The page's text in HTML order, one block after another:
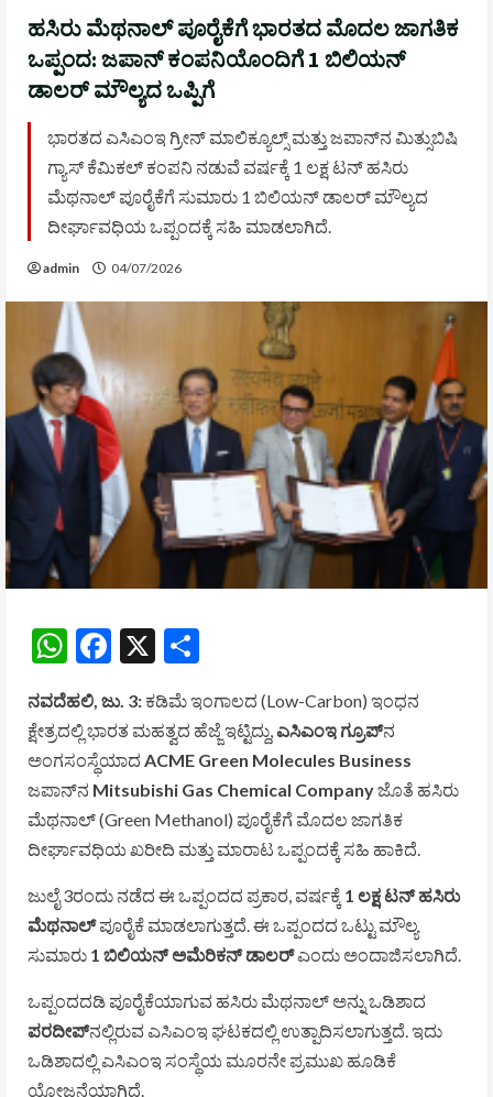
ಹಸಿರು ಮೆಥನಾಲ್ ಪೂರೈಕೆಗೆ ಭಾರತದ ಮೊದಲ ಜಾಗತಿಕ
ಒಪ್ಪಂದ: ಜಪಾನ್ ಕಂಪನಿಯೊಂದಿಗೆ 1 ಬಿಲಿಯನ್
ಡಾಲರ್ ಮೌಲ್ಯದ ಒಪ್ಪಿಗೆ
ಭಾರತದ ಎಸಿಎಂಇ ಗ್ರೀನ್ ಮಾಲಿಕ್ಯೂಲ್ಸ್ ಮತ್ತು ಜಪಾನ್‌ನ ಮಿತ್ಸುಬಿಷಿ
ಗ್ಯಾಸ್ ಕೆಮಿಕಲ್ ಕಂಪನಿ ನಡುವೆ ವರ್ಷಕ್ಕೆ 1 ಲಕ್ಷ ಟನ್ ಹಸಿರು
ಮೆಥನಾಲ್ ಪೂರೈಕೆಗೆ ಸುಮಾರು 1 ಬಿಲಿಯನ್ ಡಾಲರ್ ಮೌಲ್ಯದ
ದೀರ್ಘಾವಧಿಯ ಒಪ್ಪಂದಕ್ಕೆ ಸಹಿ ಮಾಡಲಾಗಿದೆ.
admin 04/07/2026
WhatsApp
Facebook
X
ನವದೆಹಲಿ, ಜು. 3: ಕಡಿಮೆ ಇಂಗಾಲದ (Low-Carbon) ಇಂಧನ
ಕ್ಷೇತ್ರದಲ್ಲಿ ಭಾರತ ಮಹತ್ವದ ಹೆಜ್ಜೆ ಇಟ್ಟಿದ್ದು, ಎಸಿಎಂಇ ಗ್ರೂಪ್ನ
ಅಂಗಸಂಸ್ಥೆಯಾದ ACME Green Molecules Business
ಜಪಾನ್‌ನ Mitsubishi Gas Chemical Companyಜೊತೆ ಹಸಿರು
ಮೆಥನಾಲ್ (Green Methanol) ಪೂರೈಕೆಗೆ ಮೊದಲ ಜಾಗತಿಕ
ದೀರ್ಘಾವಧಿಯ ಖರೀದಿ ಮತ್ತು ಮಾರಾಟ ಒಪ್ಪಂದಕ್ಕೆ ಸಹಿ ಹಾಕಿದೆ.
ಜುಲೈ 3ರಂದು ನಡೆದ ಈ ಒಪ್ಪಂದದ ಪ್ರಕಾರ, ವರ್ಷಕ್ಕೆ 1 ಲಕ್ಷ ಟನ್ ಹಸಿರು
ಮೆಥನಾಲ್ಪೂರೈಕೆ ಮಾಡಲಾಗುತ್ತದೆ. ಈ ಒಪ್ಪಂದದ ಒಟ್ಟು ಮೌಲ್ಯ
ಸುಮಾರು 1 ಬಿಲಿಯನ್ ಅಮೆರಿಕನ್ ಡಾಲರ್ಎಂದು ಅಂದಾಜಿಸಲಾಗಿದೆ.
ಒಪ್ಪಂದದಡಿ ಪೂರೈಕೆಯಾಗುವ ಹಸಿರು ಮೆಥನಾಲ್ ಅನ್ನು ಒಡಿಶಾದ
ಪರದೀಪ್‌ನಲ್ಲಿರುವ ಎಸಿಎಂಇ ಘಟಕದಲ್ಲಿ ಉತ್ಪಾದಿಸಲಾಗುತ್ತದೆ. ಇದು
ಒಡಿಶಾದಲ್ಲಿ ಎಸಿಎಂಇ ಸಂಸ್ಥೆಯ ಮೂರನೇ ಪ್ರಮುಖ ಹೂಡಿಕೆ
ಯೋಜನೆಯಾಗಿದೆ.